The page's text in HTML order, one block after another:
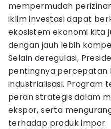
mempermudah
iklim investasi dapat
ekosistem ekonomi kita
dengan jauh lebih
Selain deregulasi,
pentingnya percepatan
industrialisasi. Program
peran strategis dalam
ekspor, serta
terhadap produk impor.